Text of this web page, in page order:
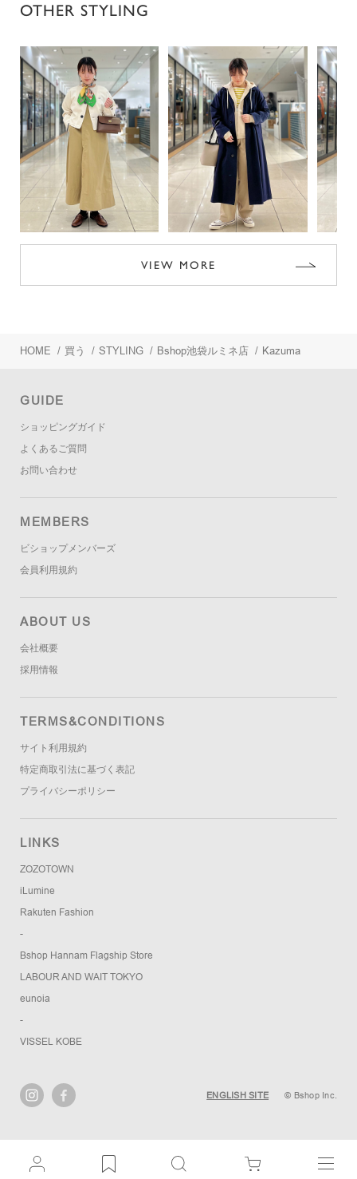
OTHER STYLING
VIEW MORE
HOME / 買う / STYLING / Bshop池袋ルミネ店 / Kazuma
GUIDE
ショッピングガイド
よくあるご質問
お問い合わせ
MEMBERS
ビショップメンバーズ
会員利用規約
ABOUT US
会社概要
採用情報
TERMS&CONDITIONS
サイト利用規約
特定商取引法に基づく表記
プライバシーポリシー
LINKS
ZOZOTOWN
iLumine
Rakuten Fashion
-
Bshop Hannam Flagship Store
LABOUR AND WAIT TOKYO
eunoia
-
VISSEL KOBE
ENGLISH SITE © Bshop Inc.